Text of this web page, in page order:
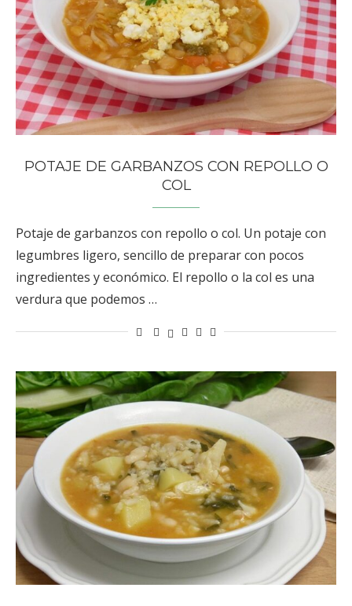
POTAJE DE GARBANZOS CON REPOLLO O
COL
Potaje de garbanzos con repollo o col. Un potaje con
legumbres ligero, sencillo de preparar con pocos
ingredientes y económico. El repollo o la col es una
verdura que podemos …